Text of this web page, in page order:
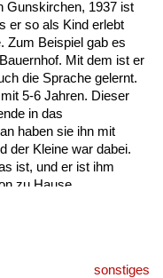
Gunskirchen, 1937 ist
er so als Kind erlebt
Zum Beispiel gab es
Mit dem ist er
die Sprache gelernt.
5-6 Jahren. Dieser
in das
haben sie ihn mit
der Kleine war dabei.
ist, und er ist ihm
zu Hause
sonstiges